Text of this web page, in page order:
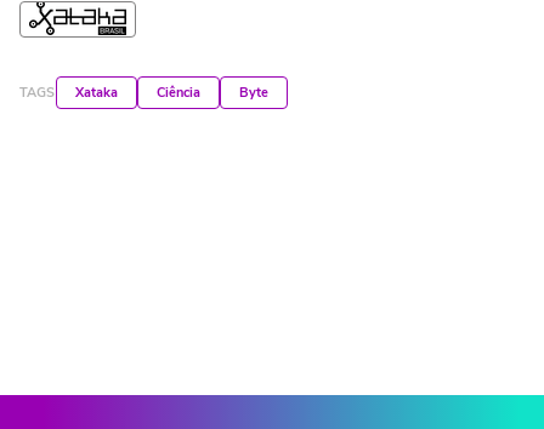
TAGS Xataka Ciência Byte